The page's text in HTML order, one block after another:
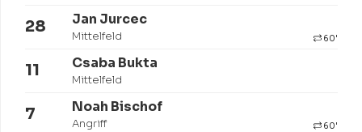
28 Jan Jurcec
Mittelfeld 60'
11 Csaba Bukta
Mittelfeld
7 Noah Bischof
Angriff 60'